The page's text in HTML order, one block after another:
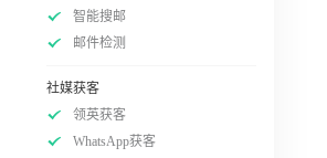
智能搜邮
邮件检测
社媒获客
领英获客
WhatsApp获客